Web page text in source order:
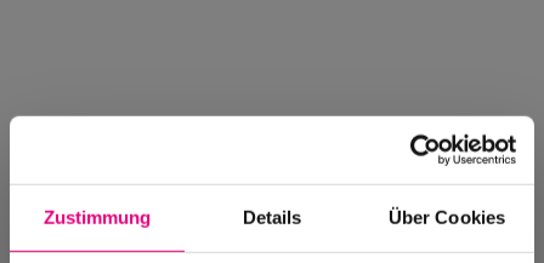
Zustimmung Details Über Cookies